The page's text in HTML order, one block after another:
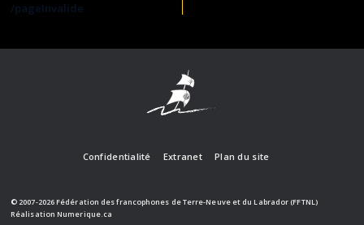
/pageInvalide
Confidentialité Extranet Plan du site
© 2007-2026 Fédération des francophones de Terre-Neuve et du Labrador (FFTNL)
RéalisationNumerique.ca